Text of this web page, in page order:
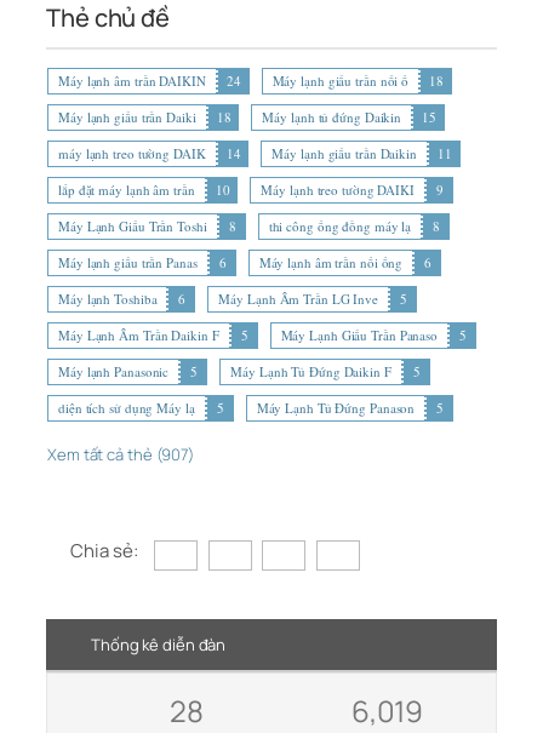
Thẻ chủ đề
Máy lạnh âm trần DAIKIN 24 Máy lạnh giấu trần nối ố
18
Máy lạnh giấu trần Daiki
18 Máy lạnh tủ đứng Daikin
15
máy lạnh treo tường DAIK
14 Máy lạnh giấu trần Daikin
11
lắp đặt máy lạnh âm trần
10 Máy lạnh treo tường DAIKI
9
Máy Lạnh Giấu Trần Toshi
8 thi công ống đồng máy lạ
8
Máy lạnh giấu trần Panas
6 Máy lạnh âm trần nối ống
6
Máy lạnh Toshiba
6 Máy Lạnh Âm Trần LG Inve
5
Máy Lạnh Âm Trần Daikin F
5 Máy Lạnh Giấu Trần Panaso
5
Máy lạnh Panasonic
5 Máy Lạnh Tủ Đứng Daikin F
5
diện tích sử dụng Máy lạ
5 Máy Lạnh Tủ Đứng Panason 5
Xem tất cả thẻ (907)
Chia sẻ:
Thống kê diễn đàn
28 6,019